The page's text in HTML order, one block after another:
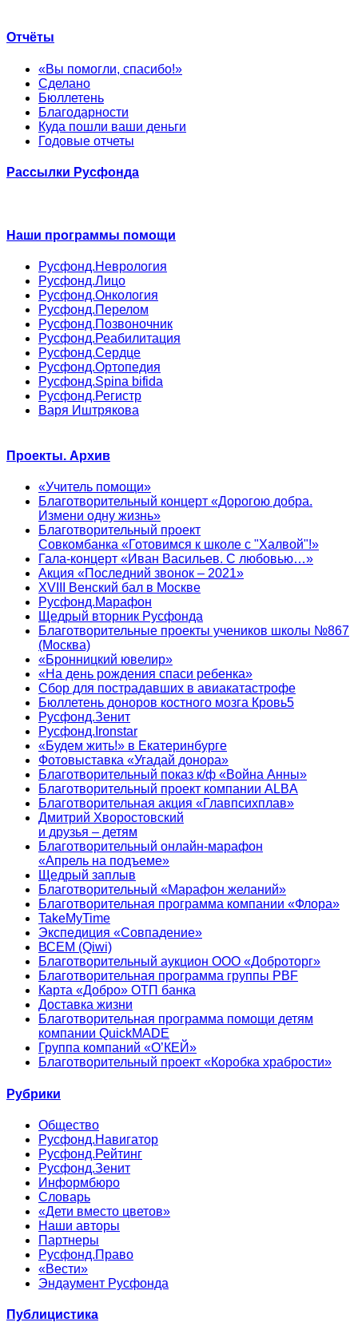
Отчёты
«Вы помогли, спасибо!»
Сделано
Бюллетень
Благодарности
Куда пошли ваши деньги
Годовые отчеты
Рассылки Русфонда
Наши программы помощи
Русфонд.Неврология
Русфонд.Лицо
Русфонд.Онкология
Русфонд.Перелом
Русфонд.Позвоночник
Русфонд.Реабилитация
Русфонд.Сердце
Русфонд.Ортопедия
Русфонд.Spina bifida
Русфонд.Регистр
Варя Иштрякова
Проекты. Архив
«Учитель помощи»
Благотворительный концерт «Дорогою добра.
Измени одну жизнь»
Благотворительный проект
Совкомбанка «Готовимся к школе с "Халвой"!»
Гала-концерт «Иван Васильев. С любовью…»
Акция «Последний звонок – 2021»
XVIII Венский бал в Москве
Русфонд.Марафон
Щедрый вторник Русфонда
Благотворительные проекты учеников школы №867
(Москва)
«Бронницкий ювелир»
«На день рождения спаси ребенка»
Сбор для пострадавших в авиакатастрофе
Бюллетень доноров костного мозга Кровь5
Русфонд.Зенит
Русфонд.Ironstar
«Будем жить!» в Екатеринбурге
Фотовыставка «Угадай донора»
Благотворительный показ к/ф «Война Анны»
Благотворительный проект компании ALBA
Благотворительная акция «Главпсихплав»
Дмитрий Хворостовский
и друзья – детям
Благотворительный онлайн‑марафон
«Апрель на подъеме»
Щедрый заплыв
Благотворительный «Марафон желаний»
Благотворительная программа компании «Флора»
TakeMyTime
Экспедиция «Совпадение»
ВСЕМ (Qiwi)
Благотворительный аукцион ООО «Доброторг»
Благотворительная программа группы PBF
Карта «Добро» ОТП банка
Доставка жизни
Благотворительная программа помощи детям
компании QuickMADE
Группа компаний «О’КЕЙ»
Благотворительный проект «Коробка храбрости»
Рубрики
Общество
Русфонд.Навигатор
Русфонд.Рейтинг
Русфонд.Зенит
Информбюро
Словарь
«Дети вместо цветов»
Наши авторы
Партнеры
Русфонд.Право
«Вести»
Эндаумент Русфонда
Публицистика